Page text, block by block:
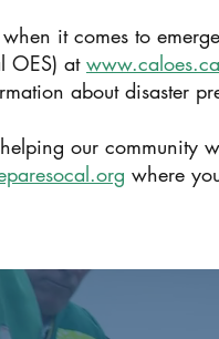
it comes to
OES) at
about disaster
our community
where